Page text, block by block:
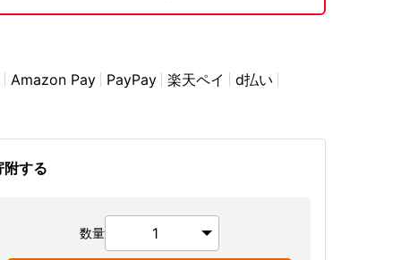
Amazon Pay PayPay 楽天ペイ d払い
する
数量